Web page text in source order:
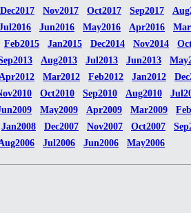
Dec2017 Nov2017 Oct2017 Sep2017
Jun2016 May2016 Apr2016
Feb2015 Jan2015 Dec2014 Nov2014
Aug2013 Jul2013 Jun2013
Apr2012 Mar2012 Feb2012 Jan2012
Oct2010 Sep2010 Aug2010
May2009 Apr2009 Mar2009
Jan2008 Dec2007 Nov2007 Oct2007
Jul2006 Jun2006 May2006